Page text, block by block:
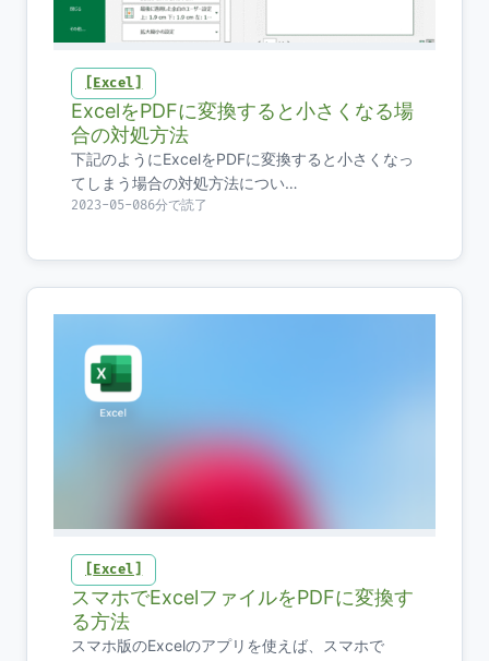
Excel
ExcelをPDFに変換すると小さくなる場
合の対処方法
下記のようにExcelをPDFに変換すると小さくなっ
てしまう場合の対処方法につい…
2023-05-086分で読了
Excel
スマホでExcelファイルをPDFに変換す
る方法
スマホ版のExcelのアプリを使えば、スマホで